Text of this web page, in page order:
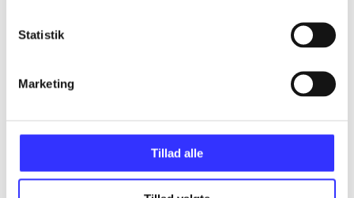
Statistik
Marketing
Tillad alle